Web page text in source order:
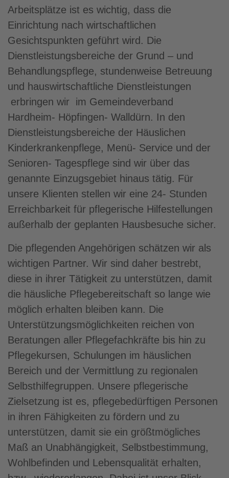
Arbeitsplätze ist es wichtig, dass die
Einrichtung nach wirtschaftlichen
Gesichtspunkten geführt wird. Die
Dienstleistungsbereiche der Grund – und
Behandlungspflege, stundenweise Betreuung
und hauswirtschaftliche Dienstleistungen
erbringen wir im Gemeindeverband
Hardheim- Höpfingen- Walldürn. In den
Dienstleistungsbereiche der Häuslichen
Kinderkrankenpflege, Menü- Service und der
Senioren- Tagespflege sind wir über das
genannte Einzugsgebiet hinaus tätig. Für
unsere Klienten stellen wir eine 24- Stunden
Erreichbarkeit für pflegerische Hilfestellungen
außerhalb der geplanten Hausbesuche sicher.
Die pflegenden Angehörigen schätzen wir als
wichtigen Partner. Wir sind daher bestrebt,
diese in ihrer Tätigkeit zu unterstützen, damit
die häusliche Pflegebereitschaft so lange wie
möglich erhalten bleiben kann. Die
Unterstützungsmöglichkeiten reichen von
Beratungen aller Pflegefachkräfte bis hin zu
Pflegekursen, Schulungen im häuslichen
Bereich und der Vermittlung zu regionalen
Selbsthilfegruppen. Unsere pflegerische
Zielsetzung ist es, pflegebedürftigen Personen
in ihren Fähigkeiten zu fördern und zu
unterstützen, damit sie ein größtmögliches
Maß an Unabhängigkeit, Selbstbestimmung,
Wohlbefinden und Lebensqualität erhalten,